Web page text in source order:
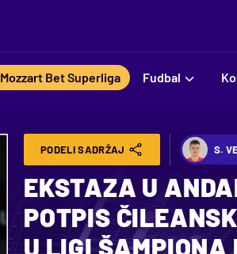
Mozzart Bet Superliga Fudbal
PODELI SADRŽAJ S.
EKSTAZA U
POTPIS
U LIGI ŠAMPIONA